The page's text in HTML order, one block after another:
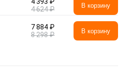
4 624 ₽
В корзину
7 884 ₽
8 298 ₽
В корзину